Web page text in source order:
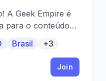
A Geek Empire é
para o conteúdo
Brasil +3
Join